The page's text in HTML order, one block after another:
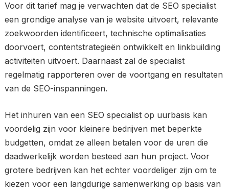
Voor dit tarief mag je verwachten dat de SEO specialist
een grondige analyse van je website uitvoert, relevante
zoekwoorden identificeert, technische optimalisaties
doorvoert, contentstrategieën ontwikkelt en linkbuilding
activiteiten uitvoert. Daarnaast zal de specialist
regelmatig rapporteren over de voortgang en resultaten
van de SEO-inspanningen.
Het inhuren van een SEO specialist op uurbasis kan
voordelig zijn voor kleinere bedrijven met beperkte
budgetten, omdat ze alleen betalen voor de uren die
daadwerkelijk worden besteed aan hun project. Voor
grotere bedrijven kan het echter voordeliger zijn om te
kiezen voor een langdurige samenwerking op basis van